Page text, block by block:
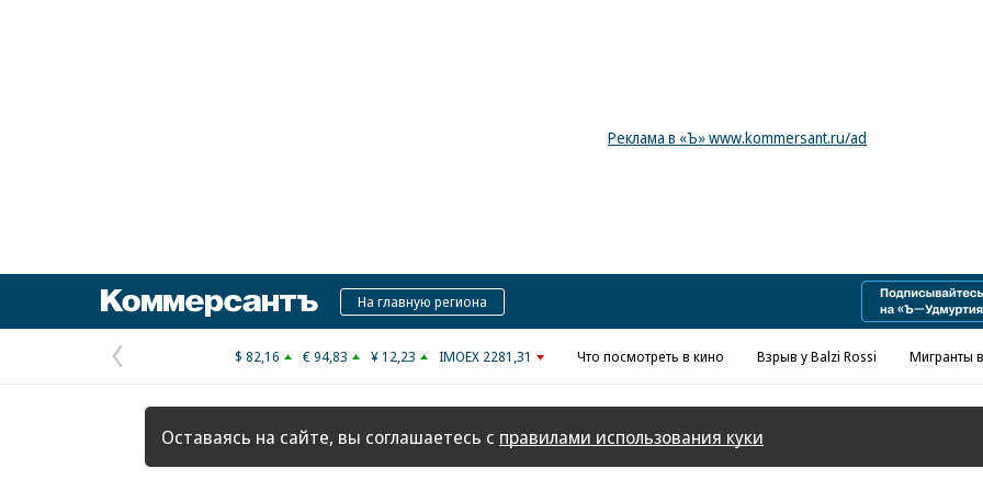
Реклама в «Ъ» www.kommersant.ru/ad
КоммерсантъНа главную региона
Предыдущая
страница
$ 82,16 € 94,83 ¥ 12,23 IMOEX 2281,31 Что посмотреть в кино Взрыв у Balzi Rossi Мигранты
Оставаясь на сайте, вы соглашаетесь с правилами использования куки